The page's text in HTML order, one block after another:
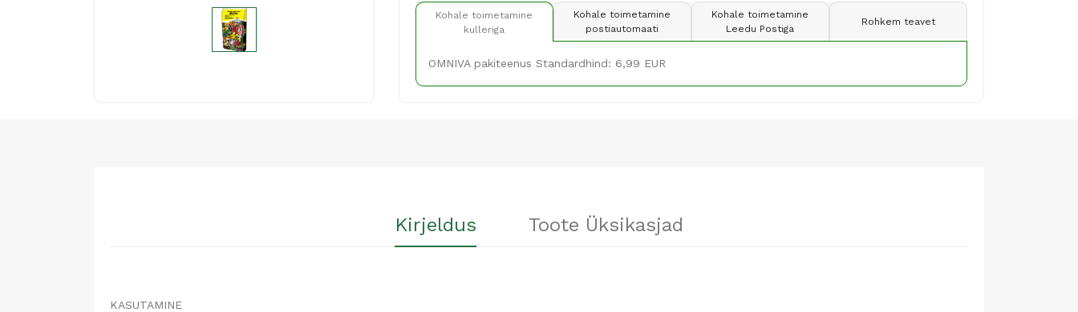
Kohale toimetamine
kulleriga
Kohale toimetamine
postiautomaati
Kohale toimetamine
Leedu Postiga
Rohkem teavet
OMNIVA pakiteenus Standardhind: 6,99 EUR
Kirjeldus Toote Üksikasjad
KASUTAMINE